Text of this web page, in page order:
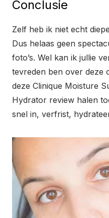
Conclusie
Zelf heb ik niet echt
Dus helaas geen
foto’s. Wel kan ik jullie
tevreden ben over deze
deze Clinique Moisture
Hydrator review halen
snel in, verfrist,